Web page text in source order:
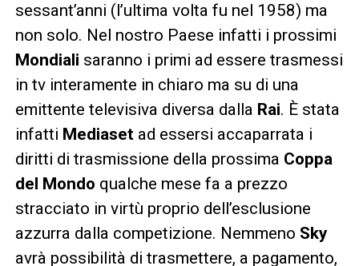
sessant’anni (l’ultima volta fu nel 1958) ma
non solo. Nel nostro Paese infatti i prossimi
Mondiali saranno i primi ad essere trasmessi
in tv interamente in chiaro ma su di una
emittente televisiva diversa dalla Rai. È stata
infatti Mediasetad essersi accaparrata i
diritti di trasmissione della prossima Coppa
del Mondo qualche mese fa a prezzo
stracciato in virtù proprio dell’esclusione
azzurra dalla competizione. Nemmeno Sky
avrà possibilità di trasmettere, a pagamento,